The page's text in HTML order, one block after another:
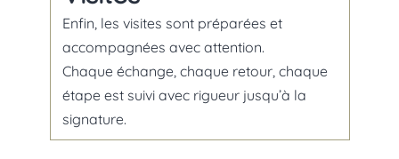
Enfin, les visites sont préparées et
accompagnées avec attention.
Chaque échange, chaque retour, chaque
étape est suivi avec rigueur jusqu’à la
signature.